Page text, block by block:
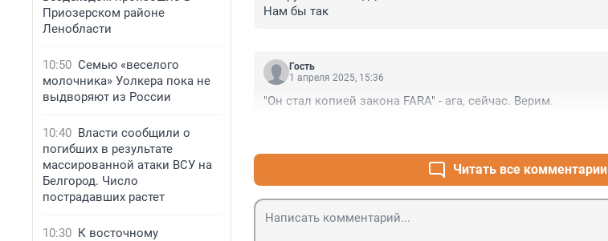
Приозерском районе
Ленобласти
10:50 Семью «веселого
молочника» Уолкера пока не
выдворяют из России
10:40 Власти сообщили о
погибших в результате
массированной атаки ВСУ на
Белгород. Число
пострадавших растет
10:30 К восточному
Нам бы так
Гость
1 апреля 2025, 15:36
"Он стал копией закона FARA" - ага, сейчас. Верим.
Читать все комментарии